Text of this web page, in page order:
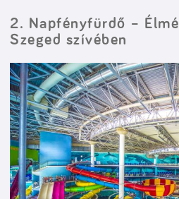
2. Napfényfürdő –
Szeged szívében